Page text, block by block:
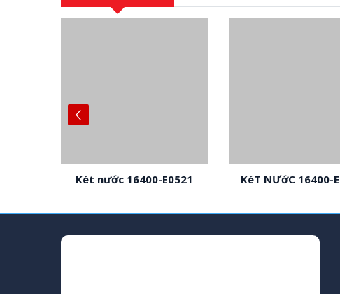
KéT NƯớC 16400-E0520 Két nước 16400-